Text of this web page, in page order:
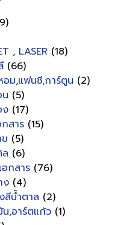
, LASER (18)
(66)
อม,แฟนซี,การ์ตูน (2)
(5)
ง (17)
สาร (15)
(5)
ล (6)
กสาร (76)
ง (4)
สีน้ำตาล (2)
น,อาร์ตแก้ว (1)